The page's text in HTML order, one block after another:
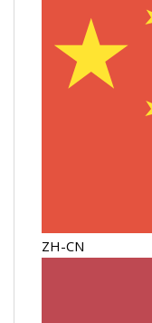
ZH-CN